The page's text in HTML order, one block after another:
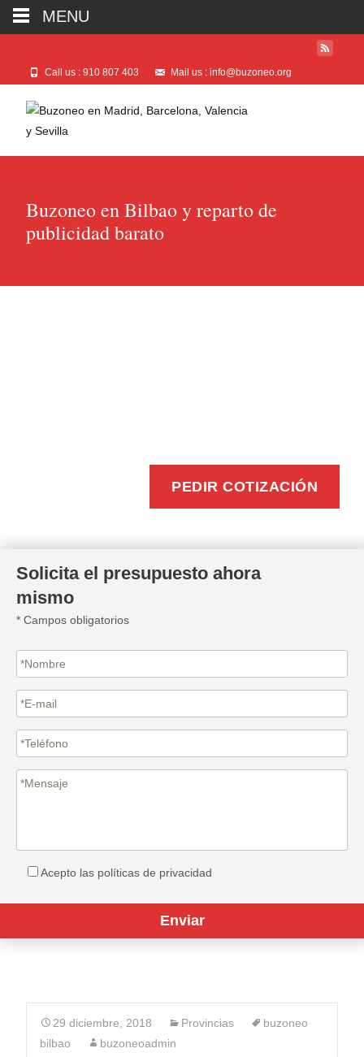
Call us : 910 807 403 Mail us : info@buzoneo.org
Buzoneo en Bilbao y reparto de
publicidad barato
PEDIR COTIZACIÓN
Solicita el presupuesto ahora
mismo
* Campos obligatorios
Acepto las políticas de privacidad
29 diciembre, 2018 Provincias
buzoneo
bilbao
buzoneoadmin
MENU